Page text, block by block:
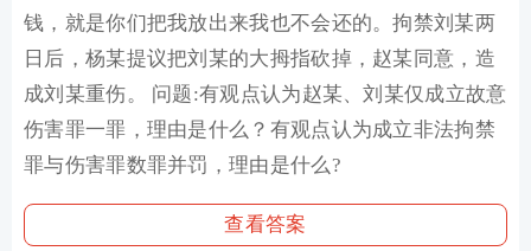
钱，就是你们把我放出来我也不会还的。拘禁刘某两
日后，杨某提议把刘某的大拇指砍掉，赵某同意，造
成刘某重伤。 问题:有观点认为赵某、刘某仅成立故意
伤害罪一罪，理由是什么？有观点认为成立非法拘禁
罪与伤害罪数罪并罚，理由是什么?
查看答案